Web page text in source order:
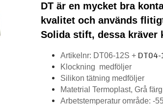
DT är en mycket bra
kvalitet och används
Solida stift, dessa kräver
Artikelnr: DT06-12S + DT04-
Klockning medföljer
Silikon tätning medföljer
Matetrial Termoplast, Grå färg
Arbetstemperatur område: -